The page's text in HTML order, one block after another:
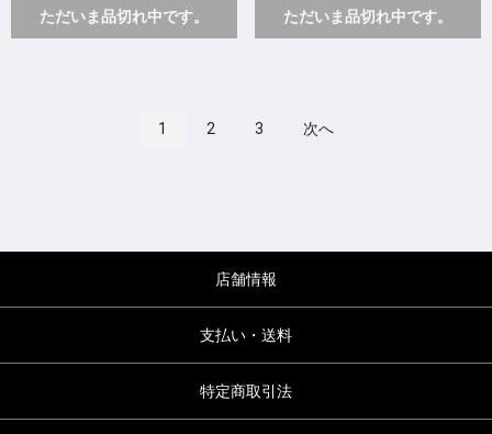
ただいま品切れ中です。 ただいま品切れ中です。
1 2 3 次へ
店舗情報
支払い・送料
特定商取引法